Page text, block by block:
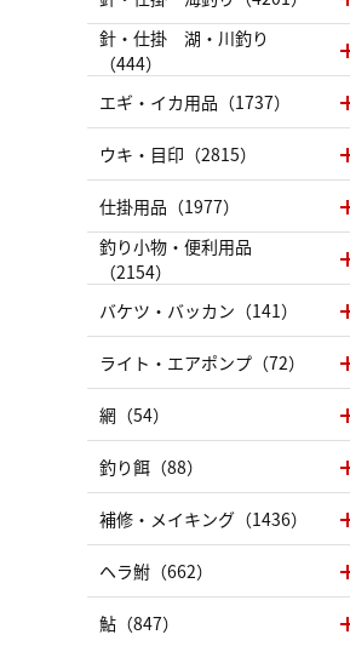
針・仕掛 湖・川釣り
（444）
エギ・イカ用品（1737）
ウキ・目印（2815）
仕掛用品（1977）
釣り小物・便利用品
（2154）
バケツ・バッカン（141）
ライト・エアポンプ（72）
網（54）
釣り餌（88）
補修・メイキング（1436）
ヘラ鮒（662）
鮎（847）